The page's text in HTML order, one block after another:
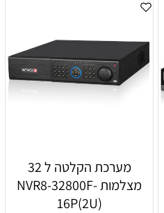
מערכת הקלטה ל 32
מצלמות NVR8-32800F-
16P(2U)